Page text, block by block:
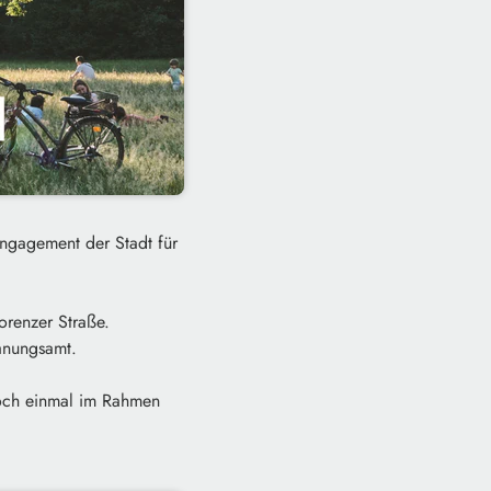
der Stadt für
Straße.
einmal im Rahmen